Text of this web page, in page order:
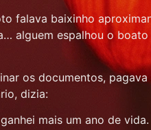
falava baixinho
alguem espalhou o
os documentos,
dizia:
mais um ano de